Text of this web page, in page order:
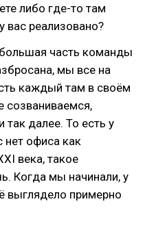
либо где-то там
вас реализовано?
часть команды
мы все на
каждый там в своём
созваниваемся,
далее. То есть у
нет офиса как
века, такое
Когда мы начинали, у
выглядело примерно